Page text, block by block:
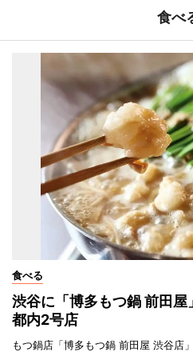
食べ
食べる
渋谷に「博多もつ鍋 前田
都内2号店
もつ鍋店「博多もつ鍋 前田屋 渋谷店